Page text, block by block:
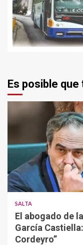
Es posible
SALTA
El abogado de
García
Cordeyro”